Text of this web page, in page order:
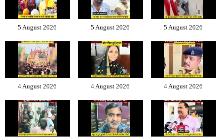
5 August 2026 5 August 2026 5 August 2026
4 August 2026 4 August 2026 4 August 2026